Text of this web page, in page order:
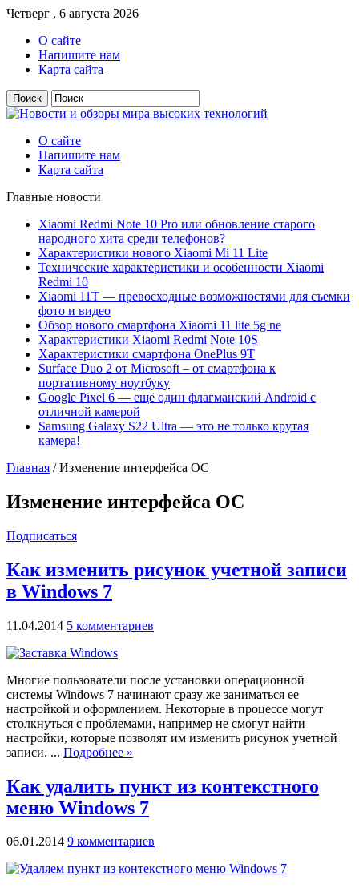
Четверг , 6 августа 2026
О сайте
Напишите нам
Карта сайта
О сайте
Напишите нам
Карта сайта
Главные новости
Xiaomi Redmi Note 10 Pro или обновление старого
народного хита среди телефонов?
Характеристики нового Xiaomi Mi 11 Lite
Технические характеристики и особенности Xiaomi
Redmi 10
Xiaomi 11T — превосходные возможностями для съемки
фото и видео
Обзор нового смартфона Xiaomi 11 lite 5g ne
Характеристики Xiaomi Redmi Note 10S
Характеристики смартфона OnePlus 9T
Surface Duo 2 от Microsoft – от смартфона к
портативному ноутбуку
Google Pixel 6 — ещё один флагманский Android с
отличной камерой
Samsung Galaxy S22 Ultra — это не только крутая
камера!
Главная /Изменение интерфейса ОС
Изменение интерфейса ОС
Подписаться
Как изменить рисунок учетной записи
в Windows 7
11.04.2014 5 комментариев
Многие пользователи после установки операционной
системы Windows 7 начинают сразу же заниматься ее
настройкой и оформлением. Некоторые в процессе могут
столкнуться с проблемами, например не смогут найти
настройки, которые позволят им изменить рисунок учетной
записи. ... Подробнее »
Как удалить пункт из контекстного
меню Windows 7
06.01.2014 9 комментариев